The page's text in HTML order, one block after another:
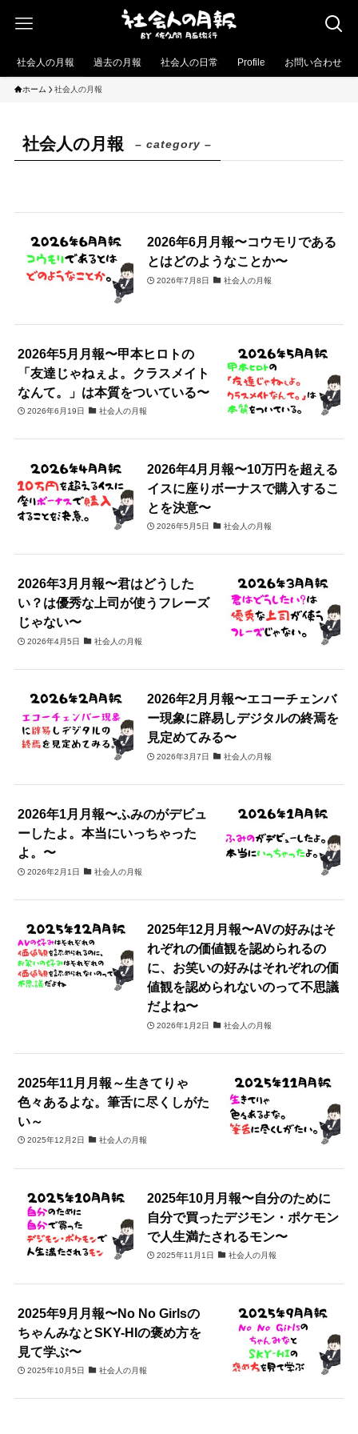
社会人の月報 過去の月報 社会人の日常 Profile お問い合わせ
ホーム 社会人の月報
社会人の月報 – category –
2026年6月月報〜コウモリである
とはどのようなことか〜
2026年7月8日 社会人の月報
2026年5月月報〜甲本ヒロトの
「友達じゃねぇよ。クラスメイト
なんて。」は本質をついている〜
2026年6月19日 社会人の月報
2026年4月月報〜10万円を超える
イスに座りボーナスで購入するこ
とを決意〜
2026年5月5日 社会人の月報
2026年3月月報〜君はどうした
い？は優秀な上司が使うフレーズ
じゃない〜
2026年4月5日 社会人の月報
2026年2月月報〜エコーチェンバ
ー現象に辟易しデジタルの終焉を
見定めてみる〜
2026年3月7日 社会人の月報
2026年1月月報〜ふみのがデビュ
ーしたよ。本当にいっちゃった
よ。〜
2026年2月1日 社会人の月報
2025年12月月報〜AVの好みはそ
れぞれの価値観を認められるの
に、お笑いの好みはそれぞれの価
値観を認められないのって不思議
だよね〜
2026年1月2日 社会人の月報
2025年11月月報～生きてりゃ
色々あるよな。筆舌に尽くしがた
い～
2025年12月2日 社会人の月報
2025年10月月報〜自分のために
自分で買ったデジモン・ポケモン
で人生満たされるモン〜
2025年11月1日 社会人の月報
2025年9月月報〜No No Girlsの
ちゃんみなとSKY-HIの褒め方を
見て学ぶ〜
2025年10月5日 社会人の月報